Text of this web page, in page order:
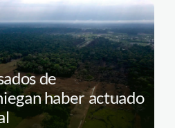
de
haber actuado